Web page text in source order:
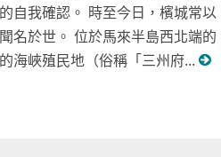
自我確認。 時至今日，檳城常以
名於世。 位於馬來半島西北端的
海峽殖民地（俗稱「三州府...